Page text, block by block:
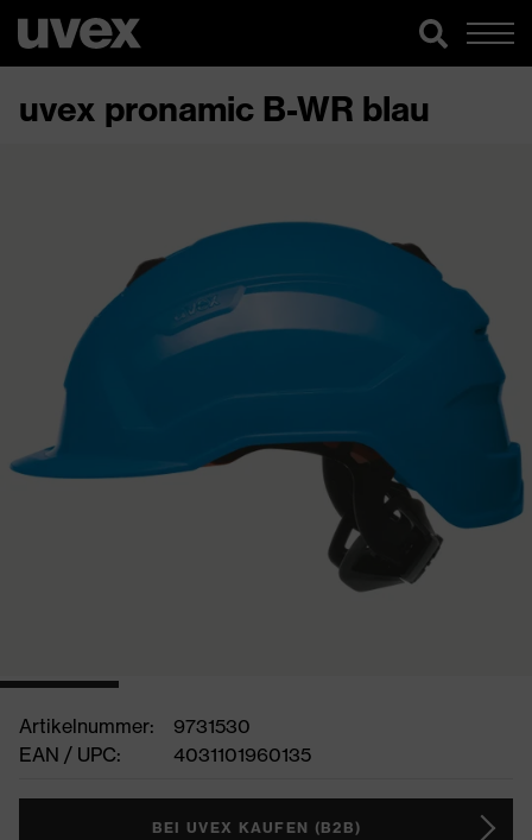
uvex pronamic B-WR blau
Artikelnummer:
9731530
EAN / UPC:
4031101960135
BEI UVEX KAUFEN (B2B)